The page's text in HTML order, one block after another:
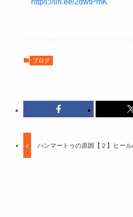
https://lin.ee/2dwtPmK
ブログ
ハンマートゥの原因【２】ヒー